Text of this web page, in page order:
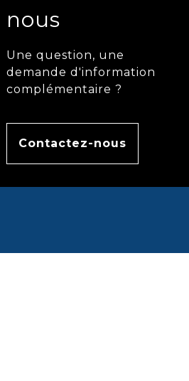
nous
Une question, une
demande d'information
complémentaire ?
Contactez-nous